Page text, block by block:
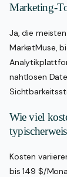
Marketing-
Ja, die
MarketMuse,
nahtlosen
Wie viel
Kosten
bis 149 $/